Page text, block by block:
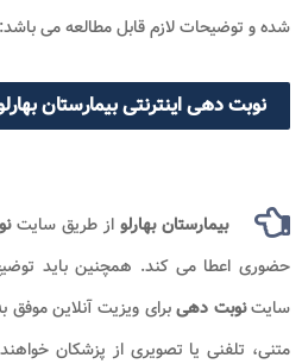
شده و توضیحات لازم قابل مطالعه می باشد:
نوبت دهی اینترنتی بیمارستان
بیمارستان بهارلواز طریق سایت
حضوری اعطا می کند. همچنین باید
سایتنوبت دهیبرای ویزیت آنلاین موفق
متنی، تلفنی یا تصویری از پزشکان